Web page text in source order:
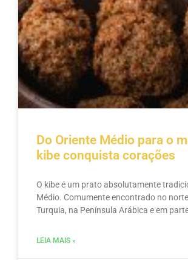
Do Oriente Médio para o
kibe conquista corações
O kibe é um prato absolutamente
Médio. Comumente encontrado no
Turquia, na Península Arábica e em
LEIA MAIS »